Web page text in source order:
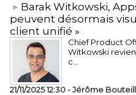
​Barak Witkowski,
peuvent désormais
client unifié »
Chief Product
Witkowski
c...
21/11/2025 12:30 -Jérôme